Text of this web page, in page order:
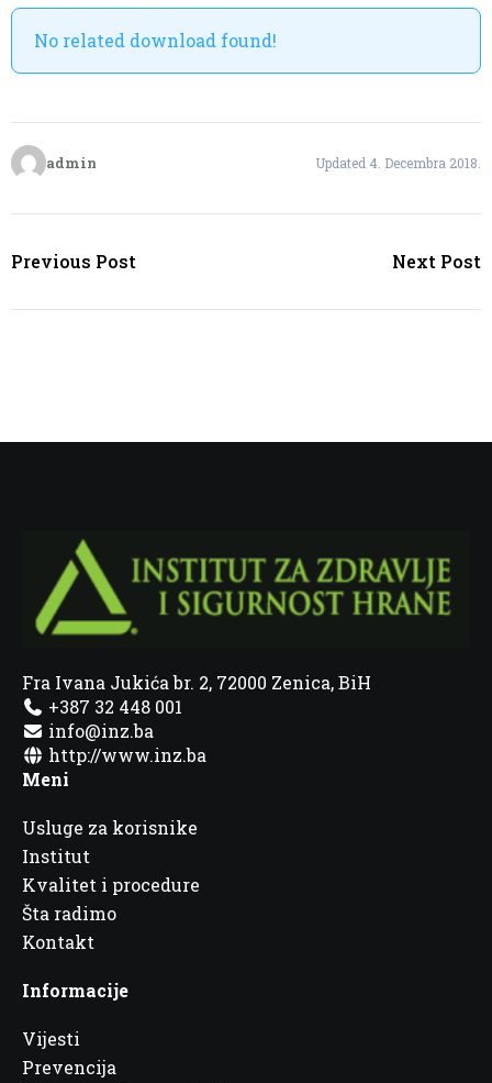
No related download found!
admin Updated 4. Decembra 2018.
Previous Post Next Post
Fra Ivana Jukića br. 2, 72000 Zenica, BiH
+387 32 448 001
info@inz.ba
http://www.inz.ba
Meni
Usluge za korisnike
Institut
Kvalitet i procedure
Šta radimo
Kontakt
Informacije
Vijesti
Prevencija